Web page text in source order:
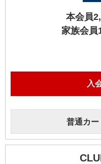
本会員
家族会員
入
普通カー